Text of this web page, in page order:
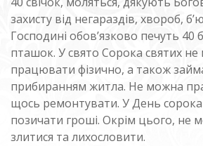
захисту від негараздів, хвороб,
Господині обов’язково печуть 40
пташок. У свято Сорока святих
працювати фізично, а також
прибиранням житла. Не можна
щось ремонтувати. У День
позичати гроші. Окрім цього, не
злитися та лихословити.